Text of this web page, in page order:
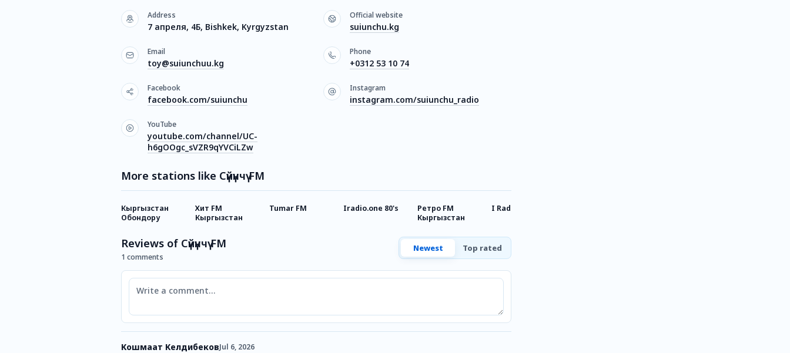
Address
7 апреля, 4Б, Bishkek, Kyrgyzstan
Official website
suiunchu.kg
Email
toy@suiunchuu.kg
Phone
+0312 53 10 74
Facebook
facebook.com/suiunchu
Instagram
instagram.com/suiunchu_radio
YouTube
youtube.com/channel/UC-
h6gOOgc_sVZR9qYVCiLZw
More stations like Сүйүнчү FM
Кыргызстан
Обондору
Хит FM
Кыргызстан
Tumar FM Iradio.one 80's
Ретро FM
Кыргызстан
I Radio
Reviews of Сүйүнчү FM
1 comments
Newest Top rated
Comment
Кошмаат КелдибековJul 6, 2026